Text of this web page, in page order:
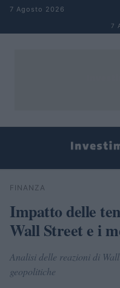
Salta al contenuto
7 Agosto 2026
7
Cerca
FINANZA
Impatto delle
Wall Street e i
Analisi delle reazioni di
geopolitiche